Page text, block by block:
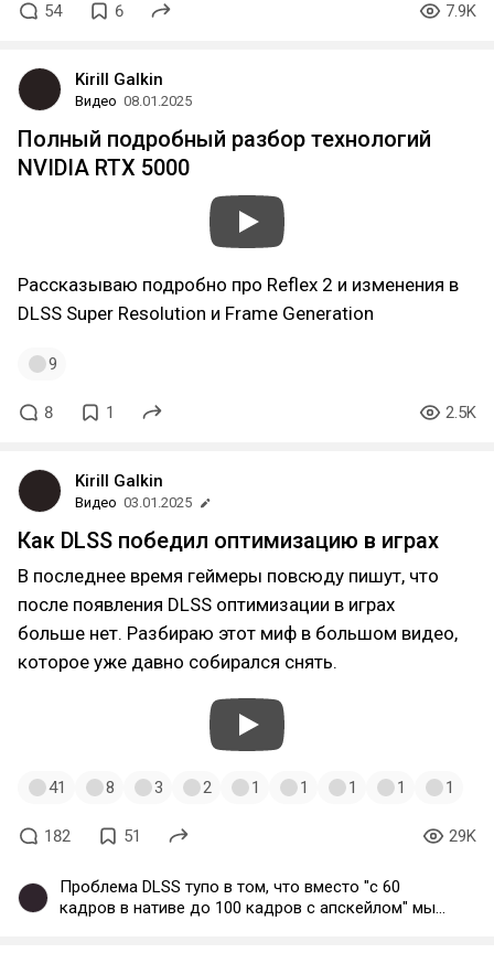
54 6 7.9K
Kirill Galkin
Видео 08.01.2025
Полный подробный разбор технологий
NVIDIA RTX 5000
Рассказываю подробно про Reflex 2 и изменения в
DLSS Super Resolution и Frame Generation
9
8 1 2.5K
Kirill Galkin
Видео 03.01.2025
Как DLSS победил оптимизацию в играх
В последнее время геймеры повсюду пишут, что
после появления DLSS оптимизации в играх
больше нет. Разбираю этот миф в большом видео,
которое уже давно собирался снять.
41 8 3 2 1 1 1 1 1
182 51 29K
Проблема DLSS тупо в том, что вместо "с 60
кадров в нативе до 100 кадров с апскейлом" мы